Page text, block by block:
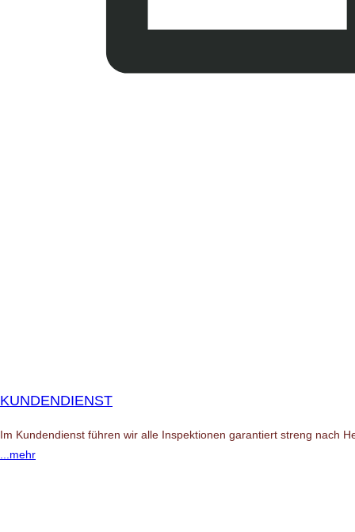
KUNDENDIENST
Im Kundendienst führen wir alle Inspektionen garantiert streng nach
...mehr